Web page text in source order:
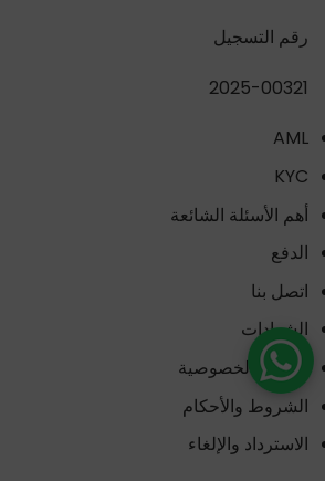
رقم التسجيل
2025-00321
AML
KYC
أهم الأسئلة الشائعة
الدفع
اتصل بنا
الشهادات
سياسة الخصوصية
الشروط والأحكام
الاسترداد والإلغاء